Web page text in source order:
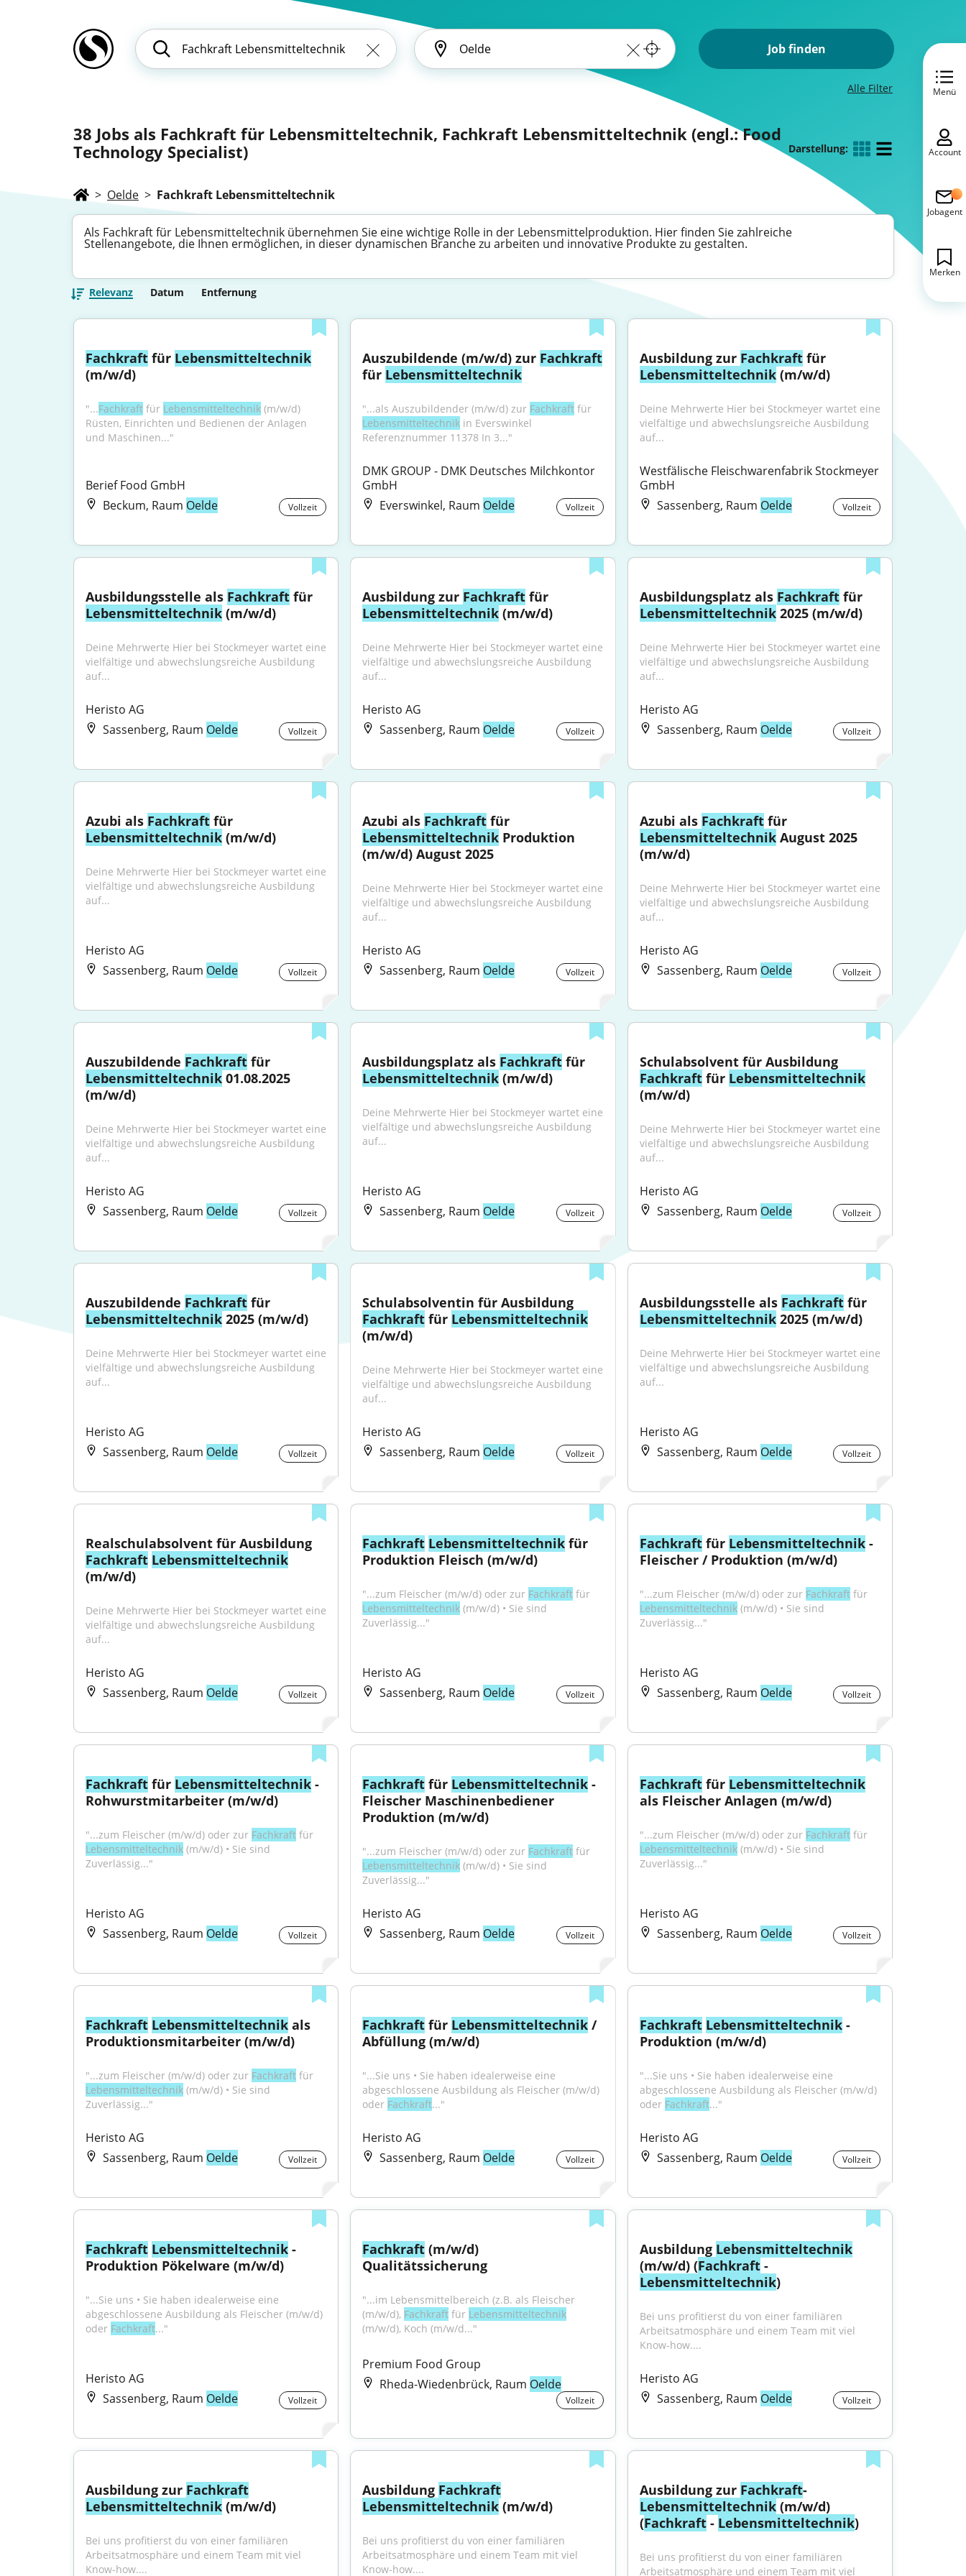
Job finden
Alle Filter
38 Jobs als Fachkraft für Lebensmitteltechnik, Fachkraft Lebensmitteltechnik (engl.: Food
Technology Specialist)
Darstellung:
> Oelde > Fachkraft Lebensmitteltechnik
Als Fachkraft für Lebensmitteltechnik übernehmen Sie eine wichtige Rolle in der Lebensmittelproduktion. Hier finden Sie zahlreiche
Stellenangebote, die Ihnen ermöglichen, in dieser dynamischen Branche zu arbeiten und innovative Produkte zu gestalten.
Relevanz Datum Entfernung
Fachkraft für Lebensmitteltechnik
(m/w/d)
"...Fachkraft für Lebensmitteltechnik (m/w/d)
Rüsten, Einrichten und Bedienen der Anlagen
und Maschinen..."
Berief Food GmbH
Beckum, Raum Oelde Vollzeit
Auszubildende (m/w/d) zur Fachkraft
für Lebensmitteltechnik
"...als Auszubildender (m/w/d) zur Fachkraft
Lebensmitteltechnik in Everswinkel
Referenznummer 11378 In 3..."
DMK GROUP - DMK Deutsches Milchkontor
GmbH
Everswinkel, Raum Oelde Vollzeit
Ausbildung zur Fachkraft
für
Lebensmitteltechnik (m/w/d)
Deine Mehrwerte Hier bei Stockmeyer wartet eine
vielfältige und abwechslungsreiche Ausbildung
auf...
Westfälische Fleischwarenfabrik Stockmeyer
GmbH
Sassenberg, Raum Oelde Vollzeit
Ausbildungsstelle als Fachkraft
Lebensmitteltechnik (m/w/d)
Deine Mehrwerte Hier bei Stockmeyer wartet eine
vielfältige und abwechslungsreiche Ausbildung
auf...
Heristo AG
Sassenberg, Raum Oelde Vollzeit
Ausbildung zur Fachkraft
Lebensmitteltechnik (m/w/d)
Deine Mehrwerte Hier bei Stockmeyer wartet eine
vielfältige und abwechslungsreiche Ausbildung
auf...
Heristo AG
Sassenberg, Raum Oelde Vollzeit
Ausbildungsplatz als Fachkraft
für
Lebensmitteltechnik 2025 (m/w/d)
Deine Mehrwerte Hier bei Stockmeyer wartet eine
vielfältige und abwechslungsreiche Ausbildung
auf...
Heristo AG
Sassenberg, Raum Oelde Vollzeit
Azubi als Fachkraft
Lebensmitteltechnik (m/w/d)
Deine Mehrwerte Hier bei Stockmeyer wartet eine
vielfältige und abwechslungsreiche Ausbildung
auf...
Heristo AG
Sassenberg, Raum Oelde Vollzeit
Azubi als Fachkraft
Lebensmitteltechnik Produktion
(m/w/d) August 2025
Deine Mehrwerte Hier bei Stockmeyer wartet eine
vielfältige und abwechslungsreiche Ausbildung
auf...
Heristo AG
Sassenberg, Raum Oelde Vollzeit
Azubi als Fachkraft
für
Lebensmitteltechnik August 2025
(m/w/d)
Deine Mehrwerte Hier bei Stockmeyer wartet eine
vielfältige und abwechslungsreiche Ausbildung
auf...
Heristo AG
Sassenberg, Raum Oelde Vollzeit
Auszubildende Fachkraft
Lebensmitteltechnik 01.08.2025
(m/w/d)
Deine Mehrwerte Hier bei Stockmeyer wartet eine
vielfältige und abwechslungsreiche Ausbildung
auf...
Heristo AG
Sassenberg, Raum Oelde Vollzeit
Ausbildungsplatz als Fachkraft
Lebensmitteltechnik (m/w/d)
Deine Mehrwerte Hier bei Stockmeyer wartet eine
vielfältige und abwechslungsreiche Ausbildung
auf...
Heristo AG
Sassenberg, Raum Oelde Vollzeit
Schulabsolvent für Ausbildung
Fachkraft für Lebensmitteltechnik
(m/w/d)
Deine Mehrwerte Hier bei Stockmeyer wartet eine
vielfältige und abwechslungsreiche Ausbildung
auf...
Heristo AG
Sassenberg, Raum Oelde Vollzeit
Auszubildende Fachkraft
Lebensmitteltechnik 2025 (m/w/d)
Deine Mehrwerte Hier bei Stockmeyer wartet eine
vielfältige und abwechslungsreiche Ausbildung
auf...
Heristo AG
Sassenberg, Raum Oelde Vollzeit
Fachkraft für Lebensmitteltechnik
(m/w/d)
Deine Mehrwerte Hier bei Stockmeyer wartet eine
vielfältige und abwechslungsreiche Ausbildung
auf...
Heristo AG
Sassenberg, Raum Oelde Vollzeit
Ausbildungsstelle als Fachkraft
für
Lebensmitteltechnik 2025 (m/w/d)
Deine Mehrwerte Hier bei Stockmeyer wartet eine
vielfältige und abwechslungsreiche Ausbildung
auf...
Heristo AG
Sassenberg, Raum Oelde Vollzeit
Fachkraft Lebensmitteltechnik
(m/w/d)
Deine Mehrwerte Hier bei Stockmeyer wartet eine
vielfältige und abwechslungsreiche Ausbildung
auf...
Heristo AG
Sassenberg, Raum Oelde Vollzeit
Fachkraft Lebensmitteltechnik für
Produktion Fleisch (m/w/d)
"...zum Fleischer (m/w/d) oder zur Fachkraft
Lebensmitteltechnik (m/w/d) • Sie sind
Zuverlässig..."
Heristo AG
Sassenberg, Raum Oelde Vollzeit
Fachkraft für Lebensmitteltechnik -
Fleischer / Produktion (m/w/d)
"...zum Fleischer (m/w/d) oder zur Fachkraft
für
Lebensmitteltechnik (m/w/d) • Sie sind
Zuverlässig..."
Heristo AG
Sassenberg, Raum Oelde Vollzeit
Fachkraft für Lebensmitteltechnik -
Rohwurstmitarbeiter (m/w/d)
"...zum Fleischer (m/w/d) oder zur Fachkraft
Lebensmitteltechnik (m/w/d) • Sie sind
Zuverlässig..."
Heristo AG
Sassenberg, Raum Oelde Vollzeit
Fachkraft für Lebensmitteltechnik -
Fleischer Maschinenbediener
Produktion (m/w/d)
"...zum Fleischer (m/w/d) oder zur Fachkraft
Lebensmitteltechnik (m/w/d) • Sie sind
Zuverlässig..."
Heristo AG
Sassenberg, Raum Oelde Vollzeit
Fachkraft für Lebensmitteltechnik
als Fleischer Anlagen (m/w/d)
"...zum Fleischer (m/w/d) oder zur Fachkraft
für
Lebensmitteltechnik (m/w/d) • Sie sind
Zuverlässig..."
Heristo AG
Sassenberg, Raum Oelde Vollzeit
Fachkraft Lebensmitteltechnik als
Produktionsmitarbeiter (m/w/d)
"...zum Fleischer (m/w/d) oder zur Fachkraft
Lebensmitteltechnik (m/w/d) • Sie sind
Zuverlässig..."
Heristo AG
Sassenberg, Raum Oelde Vollzeit
Fachkraft für Lebensmitteltechnik /
Abfüllung (m/w/d)
"...Sie uns • Sie haben idealerweise eine
abgeschlossene Ausbildung als Fleischer (m/w/d)
oder Fachkraft..."
Heristo AG
Sassenberg, Raum Oelde Vollzeit
Fachkraft Lebensmitteltechnik -
Produktion (m/w/d)
"...Sie uns • Sie haben idealerweise eine
abgeschlossene Ausbildung als Fleischer (m/w/d)
oder Fachkraft..."
Heristo AG
Sassenberg, Raum Oelde Vollzeit
Fachkraft Lebensmitteltechnik -
Produktion Pökelware (m/w/d)
"...Sie uns • Sie haben idealerweise eine
abgeschlossene Ausbildung als Fleischer (m/w/d)
oder Fachkraft..."
Heristo AG
Sassenberg, Raum Oelde Vollzeit
Fachkraft (m/w/d)
Qualitätssicherung
"...im Lebensmittelbereich (z.B. als Fleischer
(m/w/d), Fachkraft für Lebensmitteltechnik
(m/w/d), Koch (m/w/d..."
Premium Food Group
Rheda-Wiedenbrück, Raum Oelde
Vollzeit
Ausbildung Lebensmitteltechnik
(m/w/d) (Fachkraft -
Lebensmitteltechnik)
Bei uns profitierst du von einer familiären
Arbeitsatmosphäre und einem Team mit viel
Know-how....
Heristo AG
Sassenberg, Raum Oelde Vollzeit
Ausbildung zur Fachkraft
Lebensmitteltechnik (m/w/d)
Bei uns profitierst du von einer familiären
Arbeitsatmosphäre und einem Team mit viel
Know-how....
Ausbildung Fachkraft
Lebensmitteltechnik (m/w/d)
Bei uns profitierst du von einer familiären
Arbeitsatmosphäre und einem Team mit viel
Know-how....
Ausbildung zur Fachkraft-
Lebensmitteltechnik (m/w/d)
(Fachkraft - Lebensmitteltechnik)
Bei uns profitierst du von einer familiären
Arbeitsatmosphäre und einem Team mit viel
Menü
Account
Jobagent
Merken